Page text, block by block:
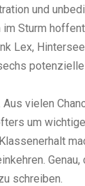
und
Sturm
Lex,
vielen
um
schreiben.